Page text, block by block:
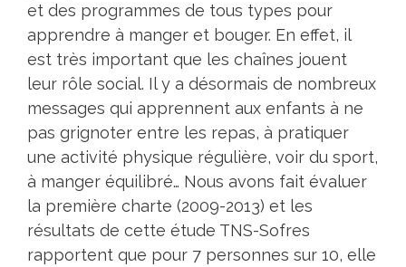
et des programmes de tous types pour
apprendre à manger et bouger. En effet, il
est très important que les chaînes jouent
leur rôle social. Il y a désormais de nombreux
messages qui apprennent aux enfants à ne
pas grignoter entre les repas, à pratiquer
une activité physique régulière, voir du sport,
à manger équilibré… Nous avons fait évaluer
la première charte (2009-2013) et les
résultats de cette étude TNS-Sofres
rapportent que pour 7 personnes sur 10, elle